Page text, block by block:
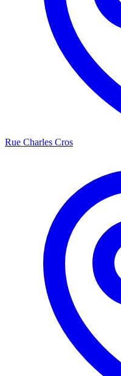
Rue Charles Cros